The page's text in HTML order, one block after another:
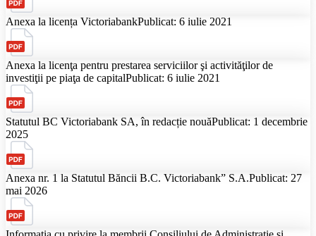
Anexa la licența VictoriabankPublicat: 6 iulie 2021
Anexa la licenţa pentru prestarea serviciilor şi activităţilor de
investiţii pe piaţa de capitalPublicat: 6 iulie 2021
Statutul BC Victoriabank SA, în redacție nouăPublicat: 1 decembrie
2025
Anexa nr. 1 la Statutul Băncii B.C. Victoriabank” S.A.Publicat: 27
mai 2026